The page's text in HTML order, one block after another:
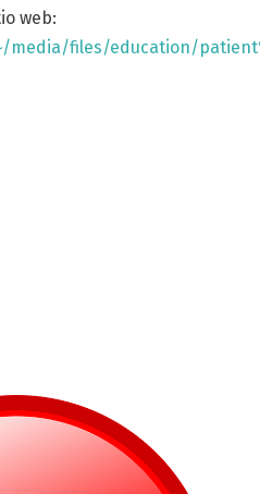
web:
media/files/education/